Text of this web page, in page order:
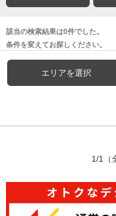
該当の検索結果は0件でした。
条件を変えてお探しください。
エリアを選択
1/1